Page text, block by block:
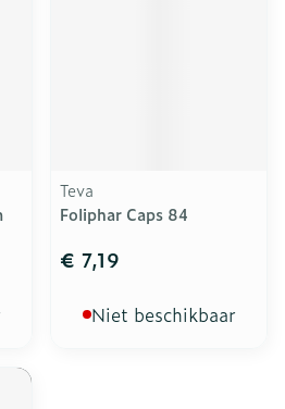
Teva
Foliphar Caps 84
€ 7,19
Niet beschikbaar